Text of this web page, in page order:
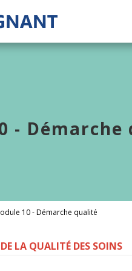
-
10 - Démarche qualité
LA QUALITÉ DES SOINS